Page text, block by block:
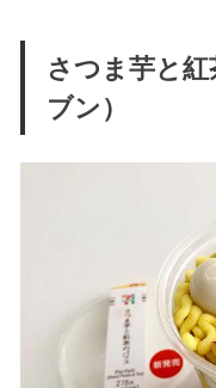
さつま芋と
ブン）